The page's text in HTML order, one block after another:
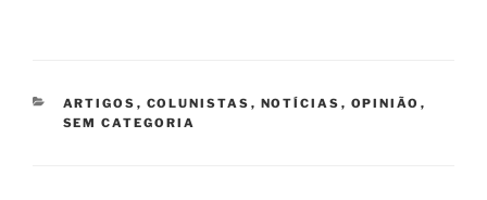
CATEGORIAS
ARTIGOS , COLUNISTAS , NOTÍCIAS , OPINIÃO ,
SEM CATEGORIA